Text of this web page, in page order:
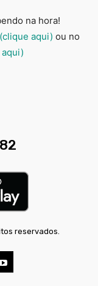
na hora!
aqui) ou no
reservados.